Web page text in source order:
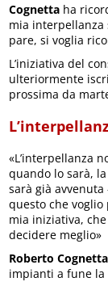
Cognetta ha
mia interpellanza
pare, si voglia
L’iniziativa del
ulteriormente
prossima da
«L’interpellanza
quando lo sarà,
sarà già
questo che
mia iniziativa,
decidere meglio»
Roberto Cognetta
impianti a fune la